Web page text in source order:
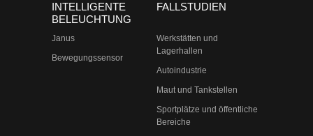
INTELLIGENTE
BELEUCHTUNG
Janus
Bewegungssensor
FALLSTUDIEN
Werkstätten und
Lagerhallen
Autoindustrie
Maut und Tankstellen
Sportplätze und öffentliche
Bereiche